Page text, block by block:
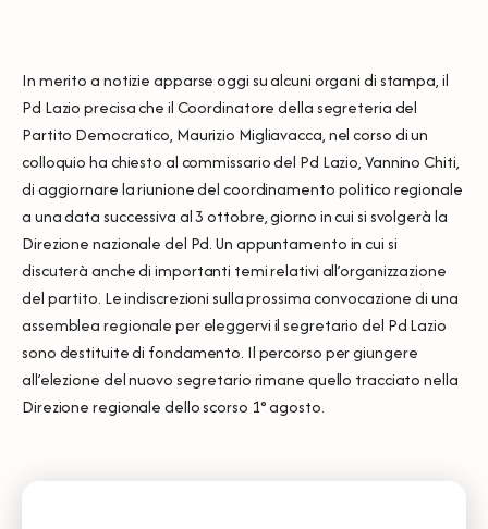
In merito a notizie apparse oggi su alcuni organi di stampa, il
Pd Lazio precisa che il Coordinatore della segreteria del
Partito Democratico, Maurizio Migliavacca, nel corso di un
colloquio ha chiesto al commissario del Pd Lazio, Vannino Chiti,
di aggiornare la riunione del coordinamento politico regionale
a una data successiva al 3 ottobre, giorno in cui si svolgerà la
Direzione nazionale del Pd. Un appuntamento in cui si
discuterà anche di importanti temi relativi all’organizzazione
del partito. Le indiscrezioni sulla prossima convocazione di una
assemblea regionale per eleggervi il segretario del Pd Lazio
sono destituite di fondamento. Il percorso per giungere
all’elezione del nuovo segretario rimane quello tracciato nella
Direzione regionale dello scorso 1° agosto.